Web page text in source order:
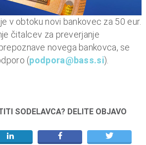
n
i
b
n
k
v obtoku novi bankovec za 50 eur.
čitalcev za preverjanje
novega bankovca, se
(podpora@bass.si).
SODELAVCA? DELITE OBJAVO